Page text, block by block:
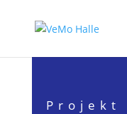
Projekt